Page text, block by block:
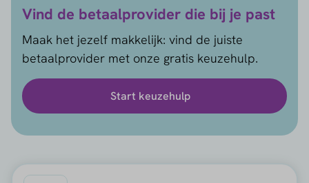
Vind de betaalprovider die bij je past
Maak het jezelf makkelijk: vind de juiste
betaalprovider met onze gratis keuzehulp.
Start keuzehulp